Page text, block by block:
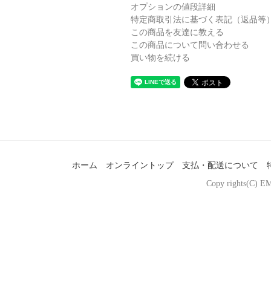
オプションの値段詳細
特定商取引法に基づく表記（返品等
この商品を友達に教える
この商品について問い合わせる
買い物を続ける
ホーム オンライントップ 支払・配送について
Copy rights(C)